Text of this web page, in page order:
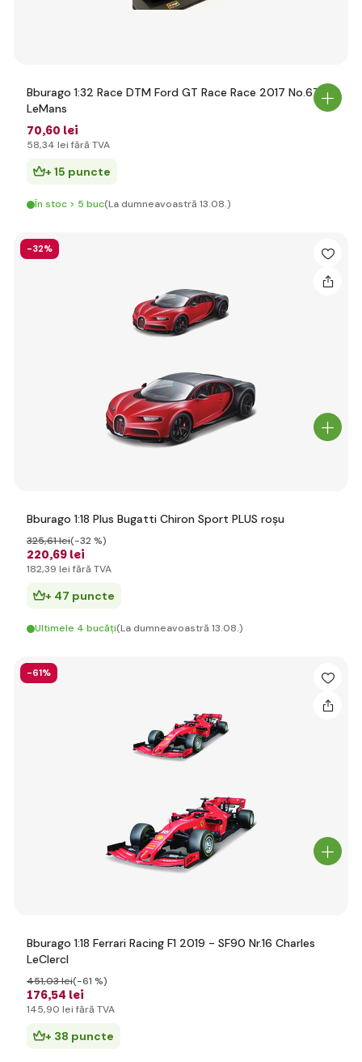
Bburago 1:32 Race DTM Ford GT Race Race 2017 No.67
LeMans
70,60 lei
58,34 lei fără TVA
+ 15 puncte
În stoc > 5 buc(La dumneavoastră 13.08.)
-32%
Bburago 1:18 Plus Bugatti Chiron Sport PLUS roșu
220,69 lei
325,61 lei(-32 %)
182,39 lei fără TVA
+ 47 puncte
Ultimele 4 bucăți(La dumneavoastră 13.08.)
-61%
Bburago 1:18 Ferrari Racing F1 2019 - SF90 Nr.16 Charles
LeClercl
176,54 lei
451,03 lei(-61 %)
145,90 lei fără TVA
+ 38 puncte